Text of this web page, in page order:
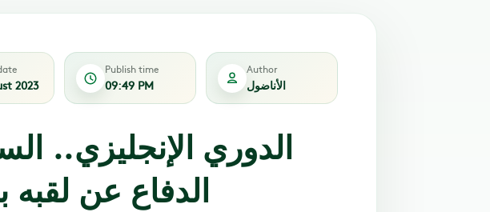
2023
Publish time
09:49 PM
Author
الأناضول
الدوري الإنجليزي..
الدفاع عن لقبه